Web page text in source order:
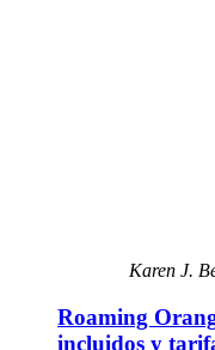
Karen J.
Roaming
incluidos y